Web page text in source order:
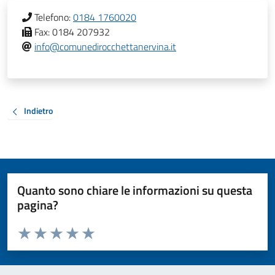
Telefono:0184 1760020
Fax:0184 207932
info@comunedirocchettanervina.it
Indietro
Quanto sono chiare le informazioni su questa
pagina?
Valuta da 1 a 5 stelle la pagina
Valuta 5 stelle su 5
Valuta 4 stelle su 5
Valuta 3 stelle su 5
Valuta 2 stelle su 5
Valuta 1 stelle su 5